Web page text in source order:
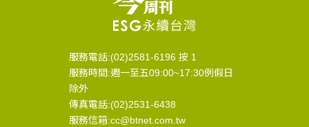
服務電話:(02)2581-6196 按 1
服務時間:週一至五09:00~17:30例假日
除外
傳真電話:(02)2531-6438
服務信箱:cc@btnet.com.tw